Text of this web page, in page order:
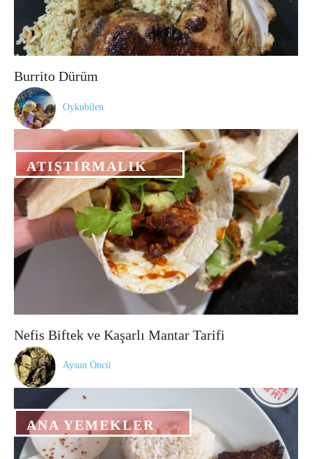
ATIŞTIRMALIK
Burrito Dürüm
Oykubilen
ANA YEMEKLER
Nefis Biftek ve Kaşarlı Mantar Tarifi
Aysun Öncü